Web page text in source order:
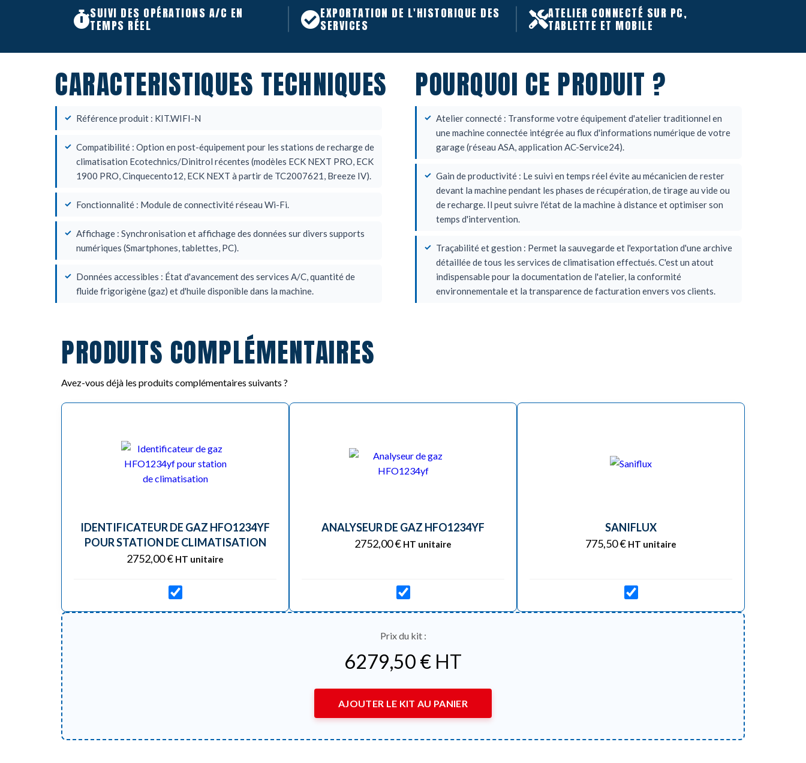
SUIVI DES OPÉRATIONS A/C EN
TEMPS RÉEL
EXPORTATION DE L'HISTORIQUE DES
SERVICES
ATELIER CONNECTÉ SUR PC,
TABLETTE ET MOBILE
CARACTERISTIQUES TECHNIQUES
Référence produit : KIT.WIFI-N
Compatibilité : Option en post-équipement pour les stations de recharge de
climatisation Ecotechnics/Dinitrol récentes (modèles ECK NEXT PRO, ECK
1900 PRO, Cinquecento12, ECK NEXT à partir de TC2007621, Breeze IV).
Fonctionnalité : Module de connectivité réseau Wi-Fi.
Affichage : Synchronisation et affichage des données sur divers supports
numériques (Smartphones, tablettes, PC).
Données accessibles : État d'avancement des services A/C, quantité de
fluide frigorigène (gaz) et d'huile disponible dans la machine.
POURQUOI CE PRODUIT ?
Atelier connecté : Transforme votre équipement d'atelier traditionnel en
une machine connectée intégrée au flux d'informations numérique de votre
garage (réseau ASA, application AC-Service24).
Gain de productivité : Le suivi en temps réel évite au mécanicien de rester
devant la machine pendant les phases de récupération, de tirage au vide ou
de recharge. Il peut suivre l'état de la machine à distance et optimiser son
temps d'intervention.
Traçabilité et gestion : Permet la sauvegarde et l'exportation d'une archive
détaillée de tous les services de climatisation effectués. C'est un atout
indispensable pour la documentation de l'atelier, la conformité
environnementale et la transparence de facturation envers vos clients.
PRODUITS COMPLÉMENTAIRES
Avez-vous déjà les produits complémentaires suivants ?
IDENTIFICATEUR DE GAZ HFO1234YF
POUR STATION DE CLIMATISATION
2752,00€ HT unitaire
ANALYSEUR DE GAZ HFO1234YF
2752,00€ HT unitaire
SANIFLUX
775,50€ HT unitaire
Prix du kit :
6279,50 € HT
AJOUTER LE KIT AU PANIER